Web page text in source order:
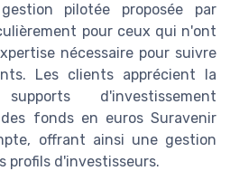
pilotée proposée par
pour ceux qui n'ont
nécessaire pour suivre
Les clients apprécient la
d'investissement
fonds en euros Suravenir
offrant ainsi une gestion
profils d'investisseurs.